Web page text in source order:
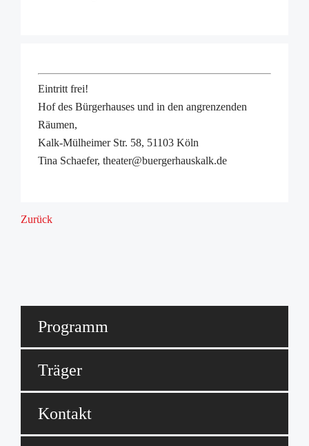
Eintritt frei!
Hof des Bürgerhauses und in den angrenzenden
Räumen,
Kalk-Mülheimer Str. 58, 51103 Köln
Tina Schaefer, theater@buergerhauskalk.de
Zurück
Programm
Träger
Kontakt